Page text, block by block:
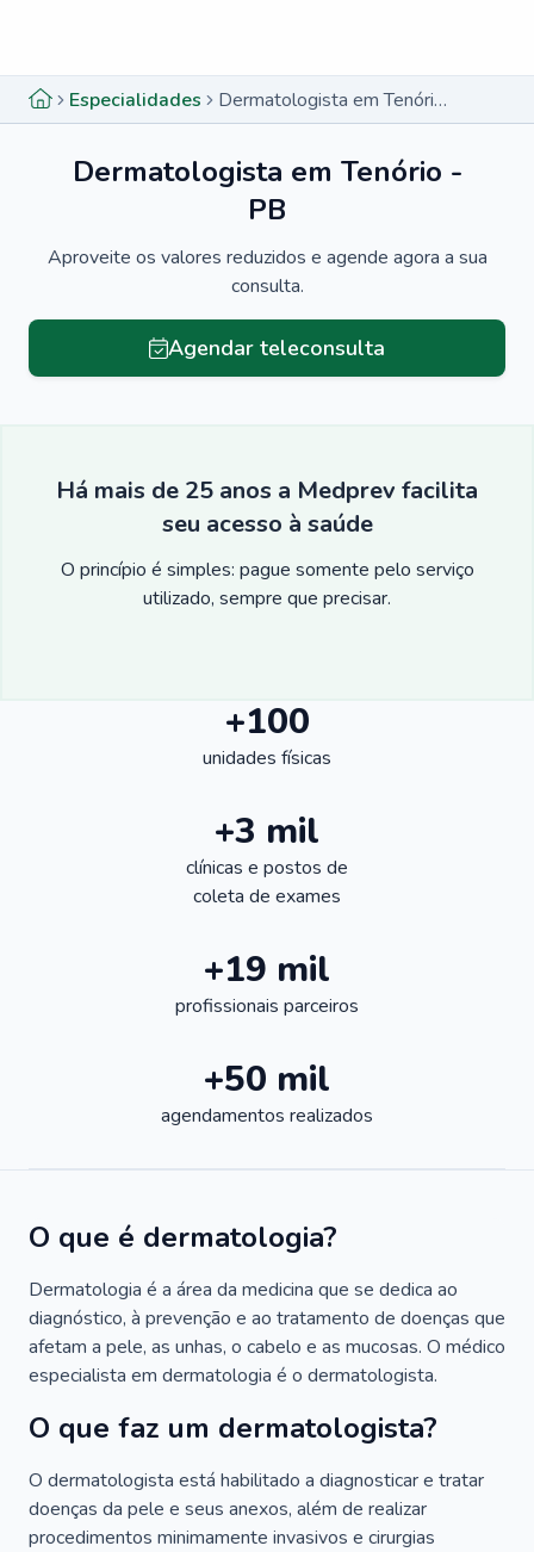
Especialidades Dermatologista em Tenório - PB
Dermatologista em Tenório -
PB
Aproveite os valores reduzidos e agende agora a sua
consulta.
Agendar teleconsulta
Há mais de 25 anos a Medprev facilita
seu acesso à saúde
O princípio é simples: pague somente pelo serviço
utilizado, sempre que precisar.
+100
unidades físicas
+3 mil
clínicas e postos de
coleta de exames
+19 mil
profissionais parceiros
+50 mil
agendamentos realizados
O que é dermatologia?
Dermatologia é a área da medicina que se dedica ao
diagnóstico, à prevenção e ao tratamento de doenças que
afetam a pele, as unhas, o cabelo e as mucosas. O médico
especialista em dermatologia é o dermatologista.
O que faz um dermatologista?
O dermatologista está habilitado a diagnosticar e tratar
doenças da pele e seus anexos, além de realizar
procedimentos minimamente invasivos e cirurgias